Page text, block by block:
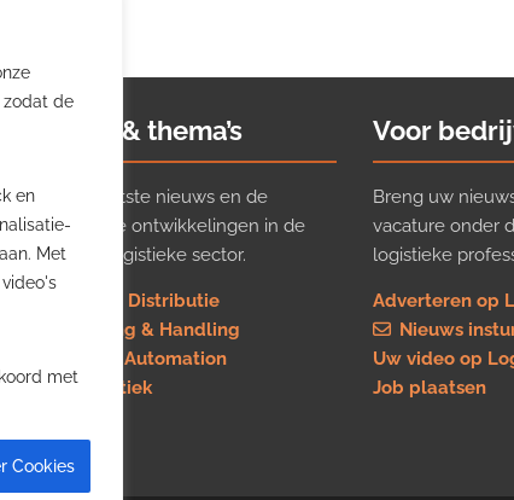
zodat de
en
Met
met
Cookies
Nieuws & thema’s
Volg het laatste nieuws en de
belangrijkste ontwikkelingen in de
Belgische logistieke sector.
Transport & Distributie
Warehousing & Handling
Software & Automation
Job in logistiek
Voor
Breng uw
vacature onder
logistieke
Adverteren op
Nieuws
Uw video op
Job plaatsen